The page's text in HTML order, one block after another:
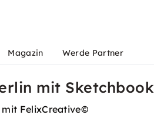
Magazin Werde Partner
mit Sketchbook
FelixCreative©